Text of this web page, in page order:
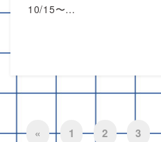
10/15〜…
« 1 2 3